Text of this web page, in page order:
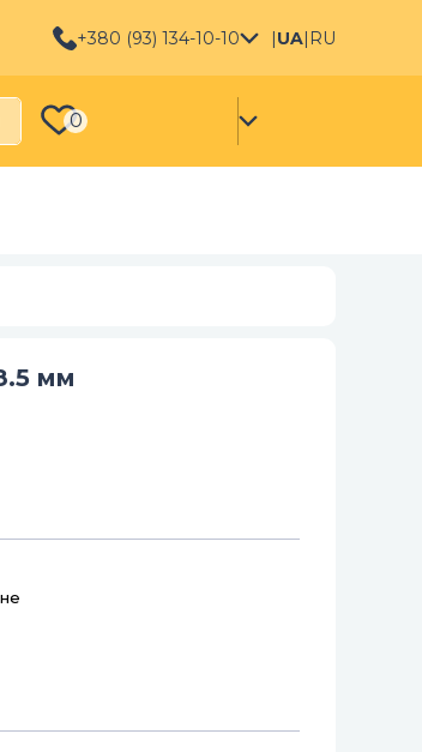
+380 (93) 134-10-10 |UA| RU
0
мм